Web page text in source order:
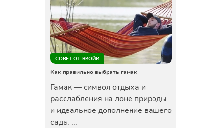
СОВЕТ ОТ ЭКОЙИ
Как правильно выбрать гамак
Гамак — символ отдыха и
расслабления на лоне природы
и идеальное дополнение вашего
сада. ...